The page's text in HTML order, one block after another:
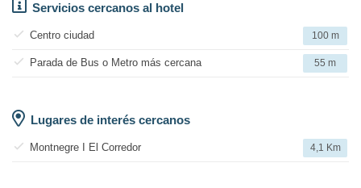
Servicios cercanos al hotel
Centro ciudad 100 m
Parada de Bus o Metro más cercana 55 m
Lugares de interés cercanos
Montnegre I El Corredor 4,1 Km